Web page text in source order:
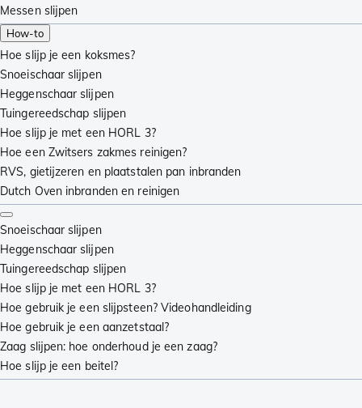
Messen slijpen
How-to
Hoe slijp je een koksmes?
Snoeischaar slijpen
Heggenschaar slijpen
Tuingereedschap slijpen
Hoe slijp je met een HORL 3?
Hoe een Zwitsers zakmes reinigen?
RVS, gietijzeren en plaatstalen pan inbranden
Dutch Oven inbranden en reinigen
Snoeischaar slijpen
Heggenschaar slijpen
Tuingereedschap slijpen
Hoe slijp je met een HORL 3?
Hoe gebruik je een slijpsteen? Videohandleiding
Hoe gebruik je een aanzetstaal?
Zaag slijpen: hoe onderhoud je een zaag?
Hoe slijp je een beitel?